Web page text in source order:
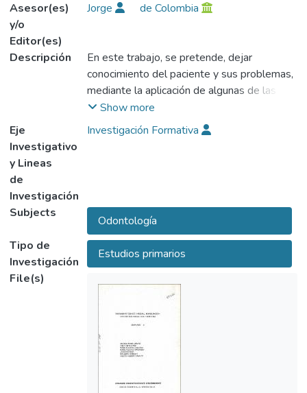
Asesor(es)
y/o
Editor(es)
Jorge
de Colombia
Descripción
En este trabajo, se pretende, dejar
conocimiento del paciente y sus problemas,
mediante la aplicación de algunas de las
ciencias básicas odontológicas, como son la
Periodoncia, la Oclusión, el objetivo esencial
es el de mostrar la evolución de un
tratamiento, diagnósticos entre otros.
Show more
Eje
Investigativo
y Lineas
de
Investigación
Investigación Formativa
Subjects
Odontología
Tipo de
Investigación
Estudios primarios
File(s)